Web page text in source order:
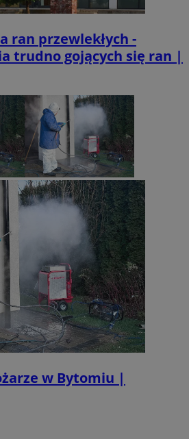
ran przewlekłych -
trudno gojących się ran |
w Bytomiu |